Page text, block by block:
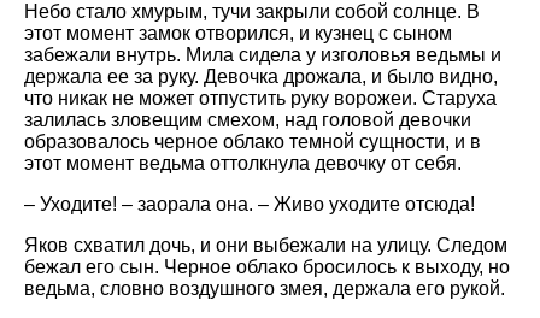
Небо стало хмурым, тучи закрыли собой солнце. В
этот момент замок отворился, и кузнец с сыном
забежали внутрь. Мила сидела у изголовья ведьмы и
держала ее за руку. Девочка дрожала, и было видно,
что никак не может отпустить руку ворожеи. Старуха
залилась зловещим смехом, над головой девочки
образовалось черное облако темной сущности, и в
этот момент ведьма оттолкнула девочку от себя.
– Уходите! – заорала она. – Живо уходите отсюда!
Яков схватил дочь, и они выбежали на улицу. Следом
бежал его сын. Черное облако бросилось к выходу, но
ведьма, словно воздушного змея, держала его рукой.